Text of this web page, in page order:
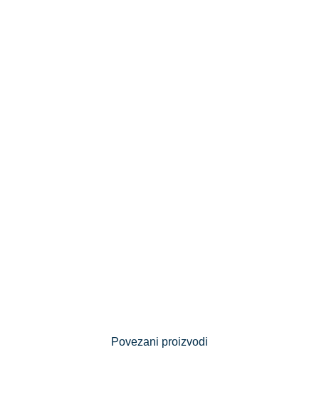
Povezani proizvodi